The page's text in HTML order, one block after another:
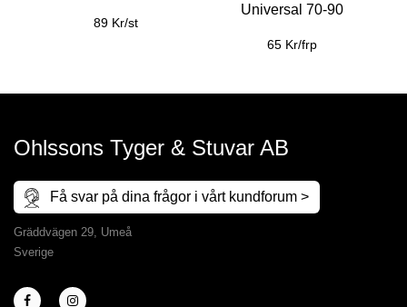
89 Kr/st
Universal 70-90
65 Kr/frp
Ohlssons Tyger & Stuvar AB
Få svar på dina frågor i vårt kundforum >
Gräddvägen 29, Umeå
Sverige